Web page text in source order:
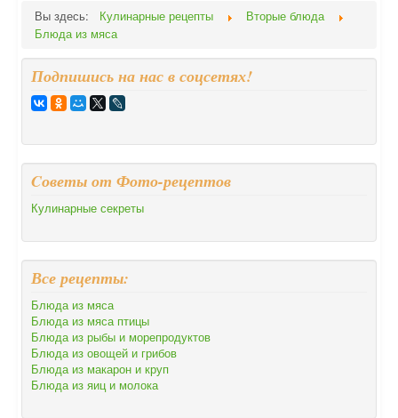
Вы здесь:
Кулинарные рецепты
Вторые блюда
Блюда из мяса
Подпишись на нас в соцсетях!
Cоветы от Фото-рецептов
Кулинарные секреты
Все рецепты:
Блюда из мяса
Блюда из мяса птицы
Блюда из рыбы и морепродуктов
Блюда из овощей и грибов
Блюда из макарон и круп
Блюда из яиц и молока